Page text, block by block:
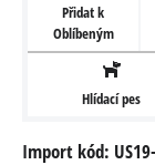
Přidat k
Oblíbeným
Hlídací pes
Import kód: